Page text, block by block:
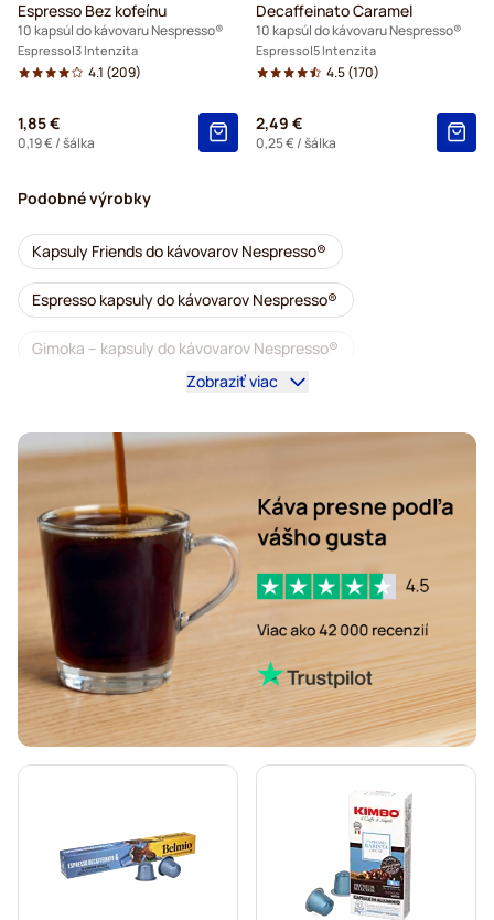
Espresso Bez kofeínu
10 kapsúl do kávovaru Nespresso®
Espresso 3 Intenzita
4.1 (209)
1,85 €
0,19 €/ šálka
Decaffeinato Caramel
10 kapsúl do kávovaru Nespresso®
Espresso 5 Intenzita
4.5(170)
2,49 €
0,25 €/ šálka
Podobné výrobky
Kapsuly Friends do kávovarov Nespresso®
Espresso kapsuly do kávovarov Nespresso®
Gimoka – kapsuly do kávovarov Nespresso®
Kapsuly so silnou kávou do kávovarov Nespresso®
Vanilkové kapsuly do kávovarov Nespresso®
Dolce Vita – kapsuly do kávovarov Nespresso®
Friends espresso kapsuly do kávovarov Nespresso®
Kaffekapslen – kapsuly do kávovarov Nespresso®
L'OR – espresso kapsuly do kávovarov Nespresso®
Starbucks® – lungo kapsuly do kávovarov Nespresso®
Lungo kapsuly do kávovaru Nespresso®
illy – kávové kapsuly do kávovarov Nespresso®
Zobraziť viac